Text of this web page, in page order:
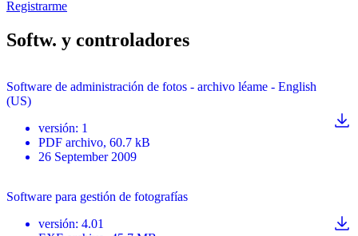
Registrarme
Softw. y controladores
Software de administración de fotos - archivo léame - English
(US)
versión: 1
PDF archivo, 60.7 kB
26 September 2009
Software para gestión de fotografías
versión: 4.01